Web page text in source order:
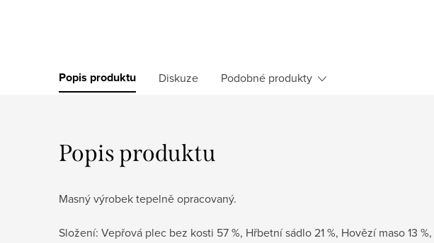
Popis produktu Diskuze Podobné produkty
Popis produktu
Masný výrobek tepelně opracovaný.
Složení: Vepřová plec bez kosti 57 %, Hřbetní sádlo 21 %, Hovězí maso 13